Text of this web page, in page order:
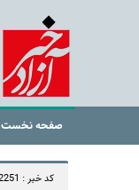
صفحه نخست
کد خبر : 52251